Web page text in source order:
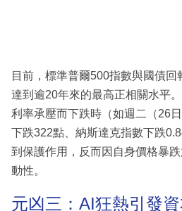
目前，標準普爾500指數與國債
達到逾20年來的最高正相關水平
利率承壓而下跌時（如週二（26
下跌322點、納斯達克指數下跌
到保護作用，反而因自身價格暴
動性。
元凶三：AI狂熱引發